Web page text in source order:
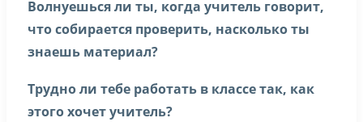
Волнуешься ли ты, когда учитель говорит,
что собирается проверить, насколько ты
знаешь материал?
Трудно ли тебе работать в классе так, как
этого хочет учитель?